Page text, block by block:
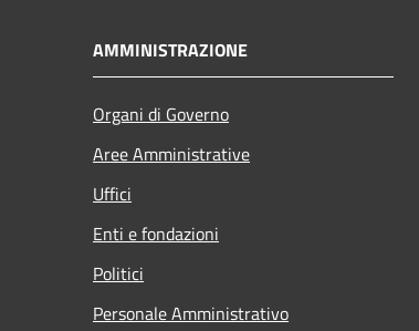
AMMINISTRAZIONE
Organi di Governo
Aree Amministrative
Uffici
Enti e fondazioni
Politici
Personale Amministrativo